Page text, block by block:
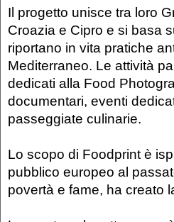
Il progetto unisce tra loro
Croazia e Cipro e si basa
riportano in vita pratiche
Mediterraneo. Le attività
dedicati alla Food
documentari, eventi
passeggiate culinarie.
Lo scopo di Foodprint è
pubblico europeo al
povertà e fame, ha creato